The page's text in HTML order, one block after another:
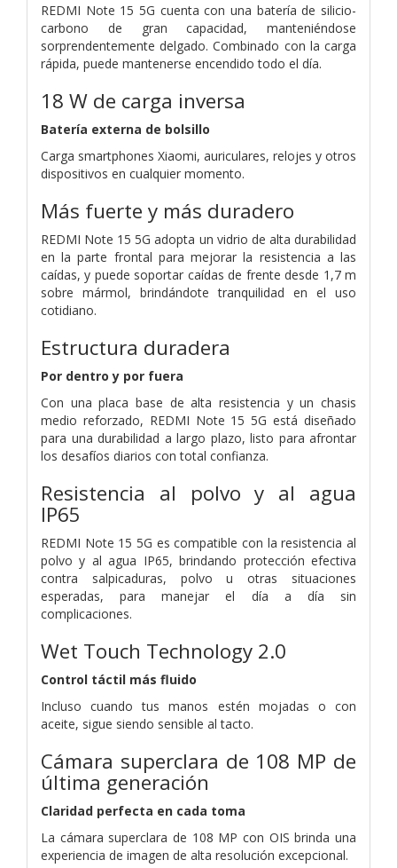
REDMI Note 15 5G cuenta con una batería de silicio-
carbono de gran capacidad, manteniéndose
sorprendentemente delgado. Combinado con la carga
rápida, puede mantenerse encendido todo el día.
18 W de carga inversa
Batería externa de bolsillo
Carga smartphones Xiaomi, auriculares, relojes y otros
dispositivos en cualquier momento.
Más fuerte y más duradero
REDMI Note 15 5G adopta un vidrio de alta durabilidad
en la parte frontal para mejorar la resistencia a las
caídas, y puede soportar caídas de frente desde 1,7 m
sobre mármol, brindándote tranquilidad en el uso
cotidiano.
Estructura duradera
Por dentro y por fuera
Con una placa base de alta resistencia y un chasis
medio reforzado, REDMI Note 15 5G está diseñado
para una durabilidad a largo plazo, listo para afrontar
los desafíos diarios con total confianza.
Resistencia al polvo y al agua
IP65
REDMI Note 15 5G es compatible con la resistencia al
polvo y al agua IP65, brindando protección efectiva
contra salpicaduras, polvo u otras situaciones
esperadas, para manejar el día a día sin
complicaciones.
Wet Touch Technology 2.0
Control táctil más fluido
Incluso cuando tus manos estén mojadas o con
aceite, sigue siendo sensible al tacto.
Cámara superclara de 108 MP de
última generación
Claridad perfecta en cada toma
La cámara superclara de 108 MP con OIS brinda una
experiencia de imagen de alta resolución excepcional.